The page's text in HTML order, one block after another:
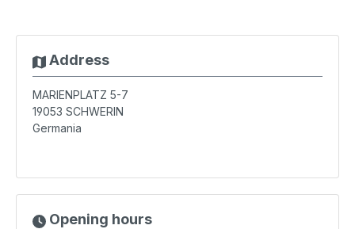
Address
MARIENPLATZ 5-7
19053 SCHWERIN
Germania
Opening hours